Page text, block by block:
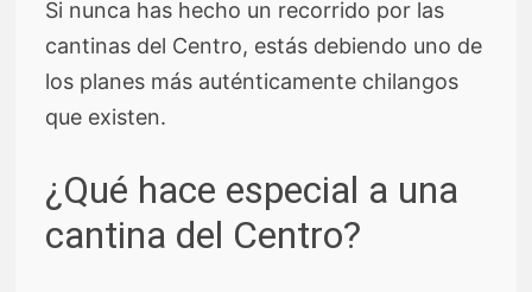
Si nunca has hecho un recorrido por las
cantinas del Centro, estás debiendo uno de
los planes más auténticamente chilangos
que existen.
¿Qué hace especial a una
cantina del Centro?